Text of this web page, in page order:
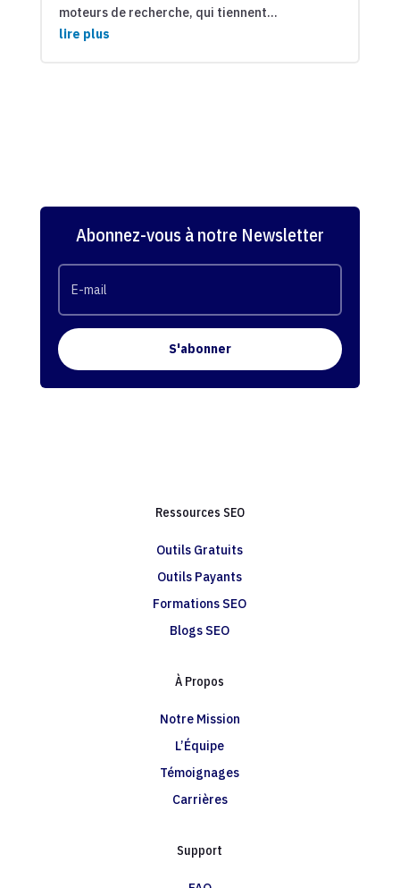
moteurs de recherche, qui tiennent...
lire plus
Abonnez-vous à notre Newsletter
S'abonner
Ressources SEO
Outils Gratuits
Outils Payants
Formations SEO
Blogs SEO
À Propos
Notre Mission
L’Équipe
Témoignages
Carrières
Support